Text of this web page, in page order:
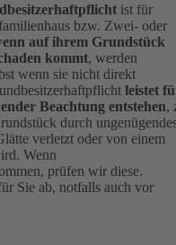
ist für
bzw. Zwei- oder
auf ihrem Grundstück
kommt, werden
wenn sie nicht direkt
leistet
Beachtung entstehen,
durch
verletzt oder von einem
Wenn
prüfen wir diese.
Sie ab, notfalls auch vor